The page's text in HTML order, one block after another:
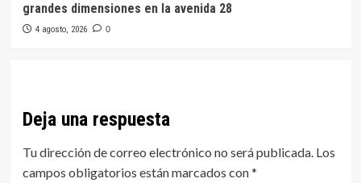
grandes dimensiones en la avenida 28
4 agosto, 2026 0
Deja una respuesta
Tu dirección de correo electrónico no será publicada. Los
campos obligatorios están marcados con*